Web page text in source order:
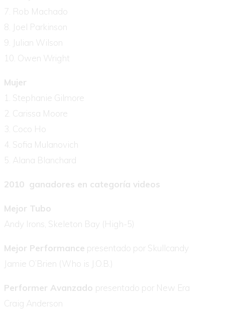
7. Rob Machado
8. Joel Parkinson
9. Julian Wilson
10. Owen Wright
Mujer
1. Stephanie Gilmore
2. Carissa Moore
3. Coco Ho
4. Sofia Mulanovich
5. Alana Blanchard
2010 ganadores en categoría videos
Mejor Tubo
Andy Irons, Skeleton Bay (High-5)
Mejor Performance presentado por Skullcandy
Jamie O’Brien (Who is J.O.B.)
Performer Avanzado presentado por New Era
Craig Anderson